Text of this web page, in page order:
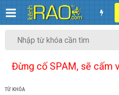
Đừng cố SPAM, sẽ cấm
TỪ KHÓA